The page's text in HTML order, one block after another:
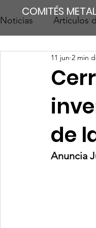
COMITÉS
Noticias Articulos
de
11 jun 2 min
Anuncia